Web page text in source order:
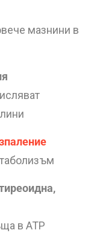
мазнини в
в ATP